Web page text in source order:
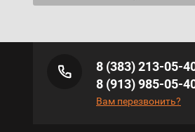
8 (383) 213-05-
8 (913) 985-05-
Вам перезвонить?